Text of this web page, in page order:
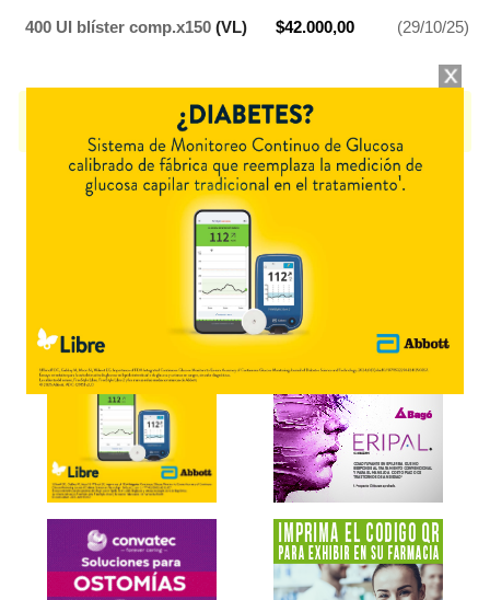
400 UI blíster comp.x150 (VL) $42.000,00 (29/10/25)
contienevit.ey se indica como
Lafarmen
Explorar más
Otros productos convit.e
Lafarmen